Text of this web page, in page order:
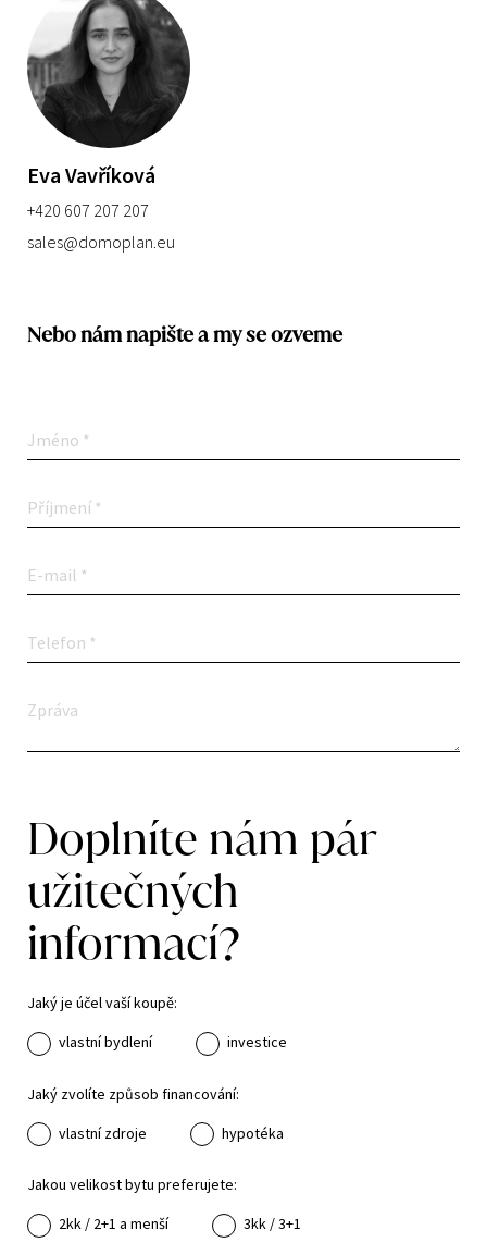
Eva Vavříková
+420 607 207 207
sales@domoplan.eu
Nebo nám napište a my se ozveme
Doplníte nám pár
užitečných
informací?
Jaký je účel vaší koupě:
vlastní bydlení
investice
Jaký zvolíte způsob financování:
vlastní zdroje
hypotéka
Jakou velikost bytu preferujete:
2kk / 2+1 a menší
3kk / 3+1